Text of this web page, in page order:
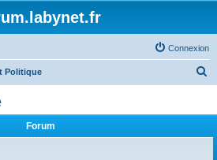
Connexion
Politique
Forum